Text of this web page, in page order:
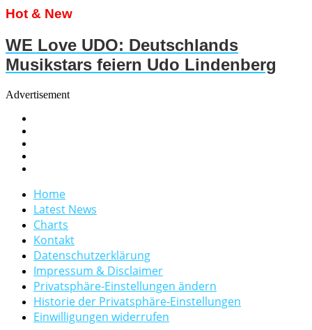
Hot & New
WE Love UDO: Deutschlands
Musikstars feiern Udo Lindenberg
Advertisement
Home
Latest News
Charts
Kontakt
Datenschutzerklärung
Impressum & Disclaimer
Privatsphäre-Einstellungen ändern
Historie der Privatsphäre-Einstellungen
Einwilligungen widerrufen